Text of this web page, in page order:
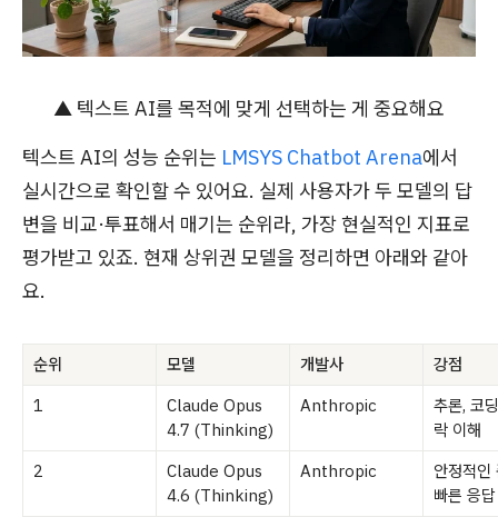
▲ 텍스트 AI를 목적에 맞게 선택하는 게 중요해요
텍스트 AI의 성능 순위는 LMSYS Chatbot Arena에서
실시간으로 확인할 수 있어요. 실제 사용자가 두 모델의 답
변을 비교·투표해서 매기는 순위라, 가장 현실적인 지표로
평가받고 있죠. 현재 상위권 모델을 정리하면 아래와 같아
요.
순위 모델 개발사
강점
1
Claude Opus
4.7 (Thinking)
Anthropic
추론, 코
락 이해
2
Claude Opus
4.6 (Thinking)
Anthropic
안정적인
빠른 응답